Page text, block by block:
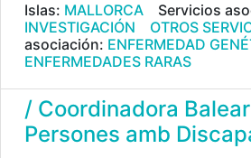
Islas: MALLORCA
Servicios
INVESTIGACIÓN
OTROS
asociación: ENFERMEDAD
ENFERMEDADES RARAS
/ Coordinadora
Persones amb